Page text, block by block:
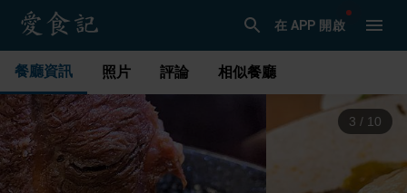
在 APP 開啟
餐廳資訊 照片 評論 相似餐廳
3 / 10